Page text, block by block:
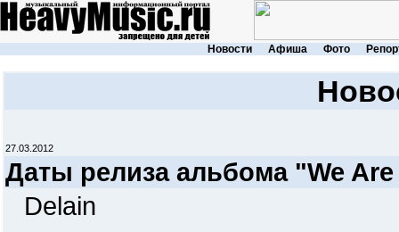
Новости Афиша Фото
27.03.2012
Даты релиза альбома "We
Delain